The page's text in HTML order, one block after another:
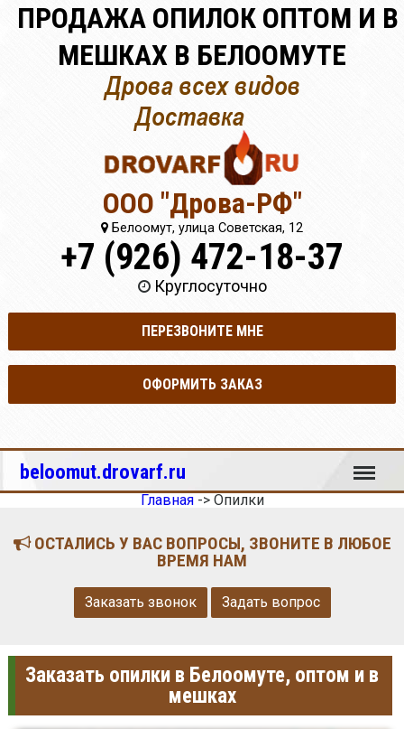
ПРОДАЖА ОПИЛОК ОПТОМ И В
МЕШКАХ В БЕЛООМУТЕ
ООО "Дрова-РФ"
Белоомут, улица Советская, 12
+7 (926) 472-18-37
Круглосуточно
ПЕРЕЗВОНИТЕ МНЕ
ОФОРМИТЬ ЗАКАЗ
beloomut.drovarf.ru Меню
Главная-> Опилки
ОСТАЛИСЬ У ВАС ВОПРОСЫ, ЗВОНИТЕ В ЛЮБОЕ
ВРЕМЯ НАМ
Заказать звонок Задать вопрос
Заказать опилки в Белоомуте, оптом и в
мешках